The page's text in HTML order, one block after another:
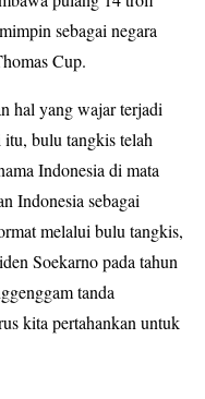
sebagai negara
Cup.
hal yang wajar terjadi
bulu tangkis telah
Indonesia di mata
Indonesia sebagai
melalui bulu tangkis,
Soekarno pada tahun
tanda
kita pertahankan untuk